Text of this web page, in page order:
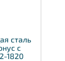
сталь
с
1820